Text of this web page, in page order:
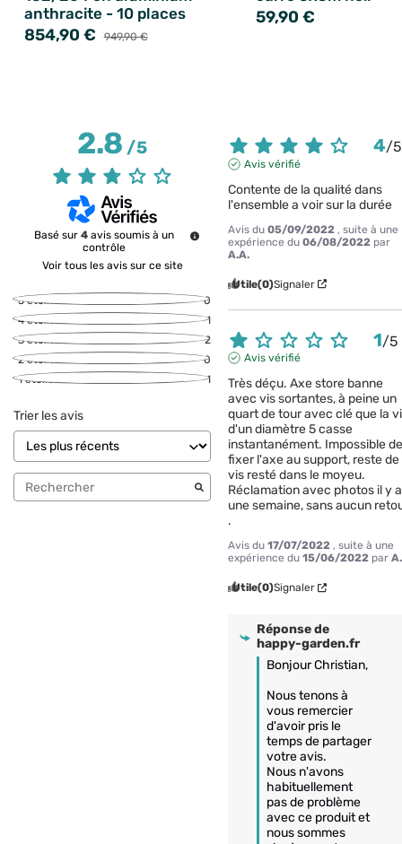
anthracite - 10 places
854,90 € 949,90 €
59,90 €
2.8/5
Basé sur 4 avis soumis à un
contrôle
Voir tous les avis sur ce site
5étoiles
0
4étoiles
1
3étoiles
2
2étoiles
0
1étoile 1
Trier les avis
4/5
Avis vérifié
Contente de la qualité dans
l'ensemble a voir sur la durée
Avis du05/09/2022 , suite à une
expérience du06/08/2022 par
A.A.
Utile(0)Signaler
1/5
Avis vérifié
Très déçu. Axe store banne
avec vis sortantes, à peine un
quart de tour avec clé que la
d'un diamètre 5 casse
instantanément. Impossible
fixer l'axe au support, reste de
vis resté dans le moyeu.
Réclamation avec photos il y a
une semaine, sans aucun
.
Avis du17/07/2022 , suite à une
expérience du15/06/2022 par
Utile(0)Signaler
Réponse de
happy-garden.fr
Bonjour Christian,
Nous tenons à
vous remercier
d'avoir pris le
temps de partager
votre avis.
Nous n'avons
habituellement
pas de problème
avec ce produit et
nous sommes